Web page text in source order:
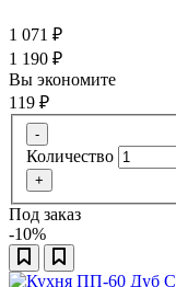
1 071 ₽
1 190 ₽
Вы экономите
119 ₽
-
Количество
+
Под заказ
-10%